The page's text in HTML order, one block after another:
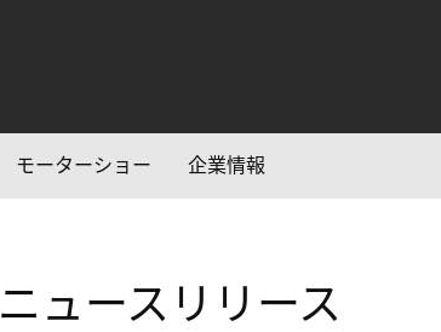
モーターショー 企業情報
ニュースリリース